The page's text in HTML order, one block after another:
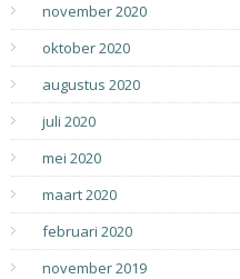
november 2020
oktober 2020
augustus 2020
juli 2020
mei 2020
maart 2020
februari 2020
november 2019